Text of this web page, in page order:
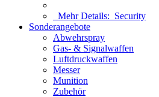
Mehr Details: Security
Sonderangebote
Abwehrspray
Gas- & Signalwaffen
Luftdruckwaffen
Messer
Munition
Zubehör